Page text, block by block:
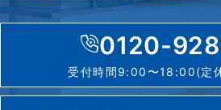
0120-
受付時間9:00〜18:00(定